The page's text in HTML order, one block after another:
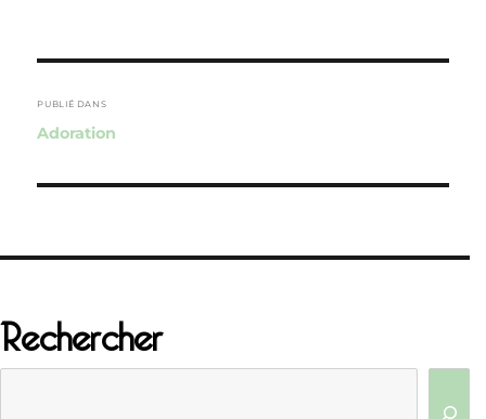
de
l’article
PUBLIÉ DANS
Adoration
Rechercher